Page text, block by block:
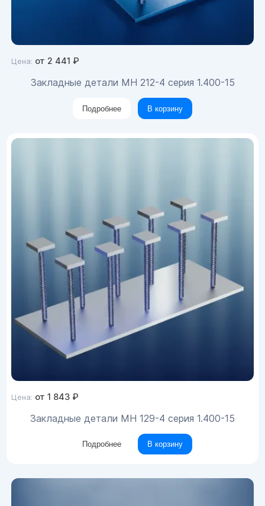
Цена: от 2 441 ₽
Закладные детали МН 212-4 серия 1.400-15
Подробнее В корзину
Цена: от1 843 ₽
Закладные детали МН 129-4 серия 1.400-15
Подробнее В корзину